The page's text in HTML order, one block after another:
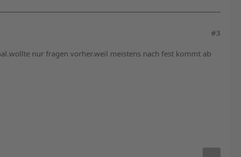
#3
nur fragen vorher.weil meistens nach fest kommt ab